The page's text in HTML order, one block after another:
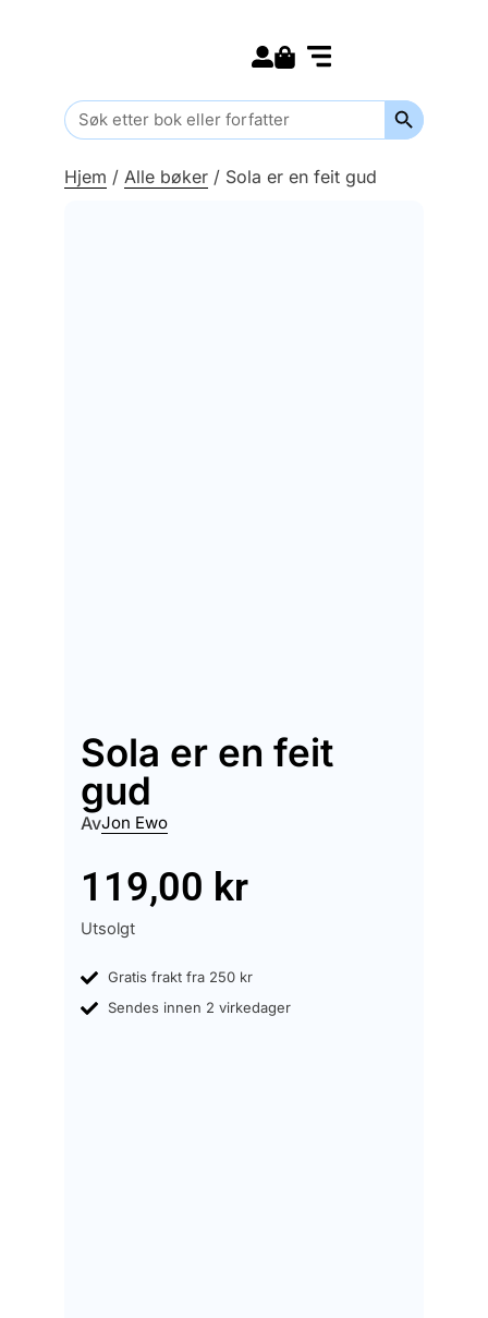
Search
for:
Search
Hjem / Alle bøker / Sola er en feit gud
Sola er en feit
gud
AvJon Ewo
119,00 kr
Utsolgt
Gratis frakt fra 250 kr
Sendes innen 2 virkedager